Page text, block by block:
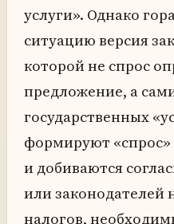
услуги». Однако
ситуацию версия
которой не спрос
предложение, а
государственных
формируют «спрос»
и добиваются
или законодателей
налогов,